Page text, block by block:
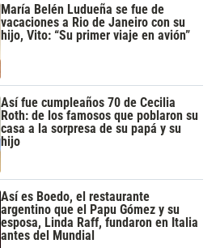
María Belén Ludueña se fue de
vacaciones a Rio de Janeiro con su
hijo, Vito: “Su primer viaje en avión”
Así fue cumpleaños 70 de Cecilia
Roth: de los famosos que poblaron su
casa a la sorpresa de su papá y su
hijo
Así es Boedo, el restaurante
argentino que el Papu Gómez y su
esposa, Linda Raff, fundaron en Italia
antes del Mundial